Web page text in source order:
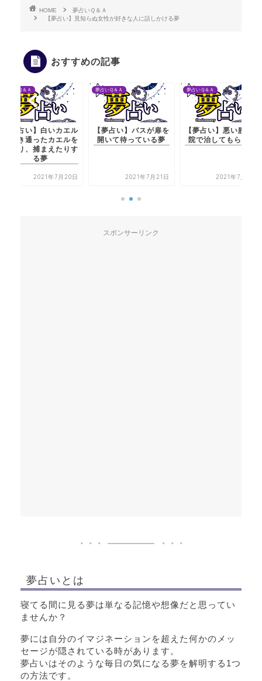
HOME
夢占いＱ＆Ａ
【夢占い】見知らぬ女性が好きな人に話しかける夢
おすすめの記事
夢占いＱ＆Ａ
【夢占い】バスが扉を
開いて待っている夢
2021年7月21日
夢占いＱ＆Ａ
【夢占い】悪い腰を病
院で治してもらう夢
2021年7月20日
夢占いＱ＆Ａ
【夢占い】白
2021
スポンサーリンク
夢占いとは
寝てる間に見る夢は単なる記憶や想像だと思ってい
ませんか？
夢には自分のイマジネーションを超えた何かのメッ
セージが隠されている時があります。
夢占いはそのような毎日の気になる夢を解明する1つ
の方法です。